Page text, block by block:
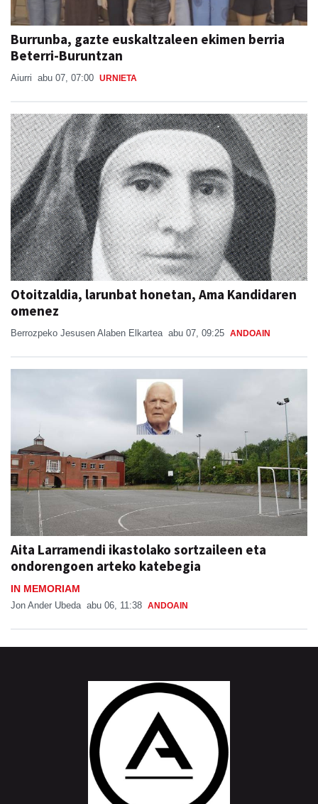
Burrunba, gazte euskaltzaleen ekimen berria
Beterri-Buruntzan
Aiurri abu 07, 07:00 URNIETA
Otoitzaldia, larunbat honetan, Ama Kandidaren
omenez
Berrozpeko Jesusen Alaben Elkartea abu 07, 09:25 ANDOAIN
Aita Larramendi ikastolako sortzaileen eta
ondorengoen arteko katebegia
IN MEMORIAM
Jon Ander Ubeda abu 06, 11:38 ANDOAIN